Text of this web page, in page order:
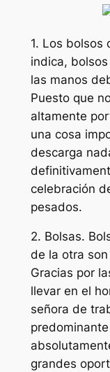
1. Los bolsos
indica,
las manos
Puesto que
altamente
una cosa
descarga
celebración
pesados.
2. Bolsas.
de la otra
Gracias por
llevar en el
señora de
grandes